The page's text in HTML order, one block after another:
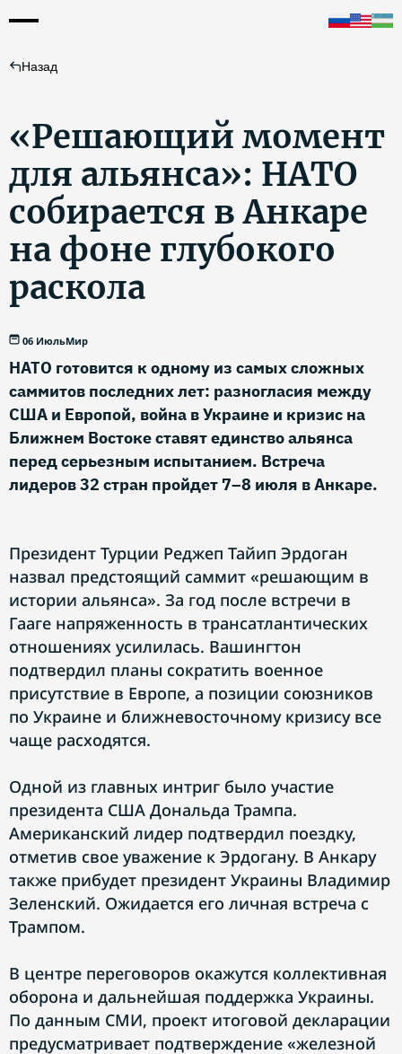
Назад
«Решающий момент
для альянса»: НАТО
собирается в Анкаре
на фоне глубокого
раскола
06 ИюльМир
НАТО готовится к одному из самых сложных
саммитов последних лет: разногласия между
США и Европой, война в Украине и кризис на
Ближнем Востоке ставят единство альянса
перед серьезным испытанием. Встреча
лидеров 32 стран пройдет 7–8 июля в Анкаре.
Президент Турции Реджеп Тайип Эрдоган
назвал предстоящий саммит «решающим в
истории альянса». За год после встречи в
Гааге напряженность в трансатлантических
отношениях усилилась. Вашингтон
подтвердил планы сократить военное
присутствие в Европе, а позиции союзников
по Украине и ближневосточному кризису все
чаще расходятся.
Одной из главных интриг было участие
президента США Дональда Трампа.
Американский лидер подтвердил поездку,
отметив свое уважение к Эрдогану. В Анкару
также прибудет президент Украины Владимир
Зеленский. Ожидается его личная встреча с
Трампом.
В центре переговоров окажутся коллективная
оборона и дальнейшая поддержка Украины.
По данным СМИ, проект итоговой декларации
предусматривает подтверждение «железной